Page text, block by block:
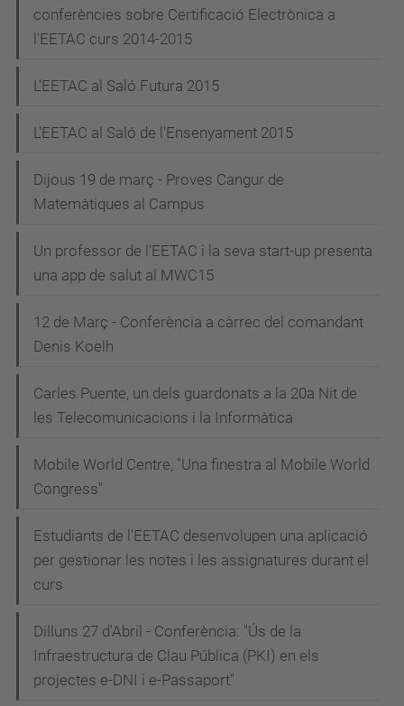
conferències sobre Certificació Electrònica a
l'EETAC curs 2014-2015
L'EETAC al Saló Futura 2015
L'EETAC al Saló de l'Ensenyament 2015
Dijous 19 de març - Proves Cangur de
Matemàtiques al Campus
Un professor de l'EETAC i la seva start-up presenta
una app de salut al MWC15
12 de Març - Conferència a càrrec del comandant
Denis Koelh
Carles Puente, un dels guardonats a la 20a Nit de
les Telecomunicacions i la Informàtica
Mobile World Centre, "Una finestra al Mobile World
Congress"
Estudiants de l'EETAC desenvolupen una aplicació
per gestionar les notes i les assignatures durant el
curs
Dilluns 27 d'Abril - Conferència: "Ús de la
Infraestructura de Clau Pública (PKI) en els
projectes e-DNI i e-Passaport"